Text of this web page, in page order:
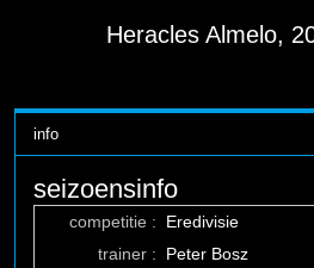
Heracles Almelo,
info
seizoensinfo
competitie :
Eredivisie
trainer :
Peter Bosz